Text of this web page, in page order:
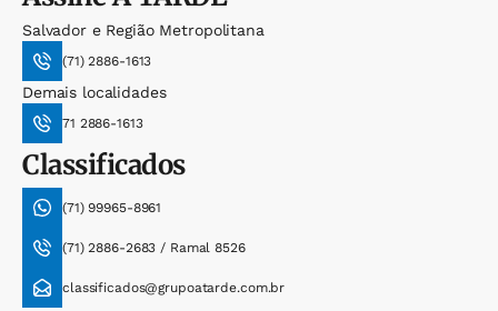
Salvador e Região Metropolitana
(71) 2886-1613
Demais localidades
71 2886-1613
Classificados
(71) 99965-8961
(71) 2886-2683 / Ramal 8526
classificados@grupoatarde.com.br